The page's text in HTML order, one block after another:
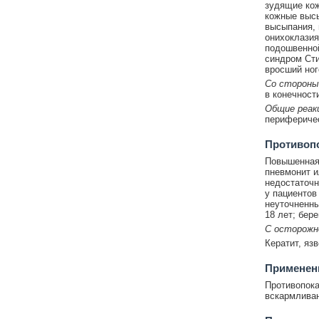
зудящие
кожные
высыпания,
синдром
вросший
Со
в
Общие
пневмонит
у
18 лет;
С
Кератит,